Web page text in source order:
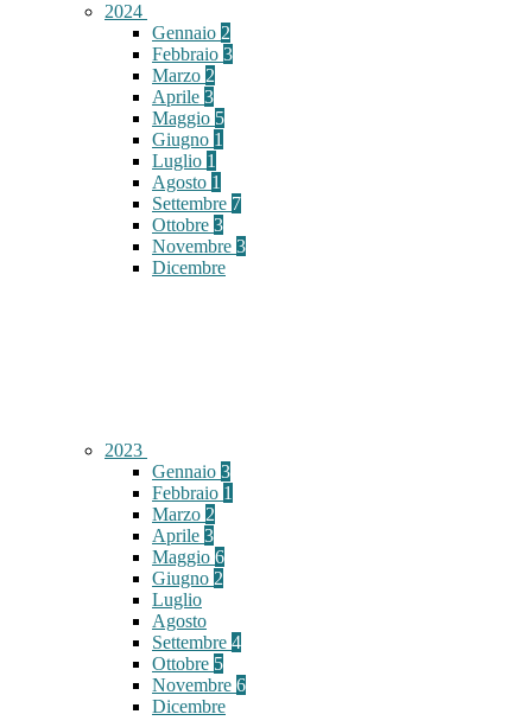
2024
Gennaio 2
Febbraio 3
Marzo 2
Aprile 3
Maggio 5
Giugno 1
Luglio 1
Agosto 1
Settembre 7
Ottobre 3
Novembre 3
Dicembre
2023
Gennaio 3
Febbraio 1
Marzo 2
Aprile 3
Maggio 6
Giugno 2
Luglio
Agosto
Settembre 4
Ottobre 5
Novembre 6
Dicembre